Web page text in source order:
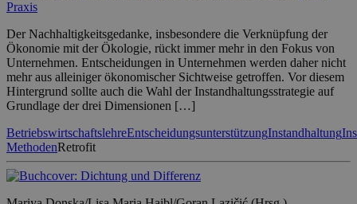
Praxis
Der Nachhaltigkeitsgedanke, insbesondere die Verknüpfung der
Ökonomie mit der Ökologie, rückt immer mehr in den Fokus von
Unternehmen. Entscheidungen in Unternehmen werden daher nicht
mehr aus alleiniger ökonomischer Sichtweise getroffen. Vor diesem
Hintergrund sollte auch die Wahl der Instandhaltungsstrategie auf
Grundlage der drei Dimensionen […]
BetriebswirtschaftslehreEntscheidungsunterstützungInstandhaltung
MethodenRetrofit